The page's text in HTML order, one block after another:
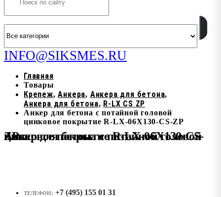
INFO@SIKSMES.RU
Главная
Товары
Крепеж,Анкера, Анкера для бетона,
Анкера для бетона, R-LX CS ZP
Анкер для бетона с потайной головой
цинковое покрытие R-LX-06X130-CS-ZP
Анкер для бетона с потайной головой цинковое покрытие R-LX-06X130-CS-ZP
ТЕЛЕФОН: +7 (495) 155 01 31